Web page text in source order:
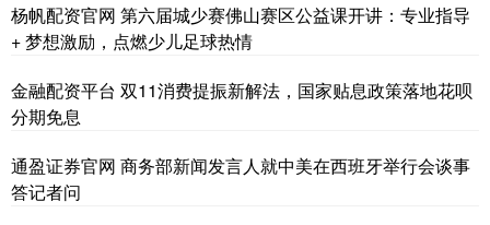
杨帆配资官网 第六届城少赛佛山赛区公益课开讲：专业指导
+ 梦想激励，点燃少儿足球热情
金融配资平台 双11消费提振新解法，国家贴息政策落地花呗
分期免息
通盈证券官网 商务部新闻发言人就中美在西班牙举行会谈事
答记者问